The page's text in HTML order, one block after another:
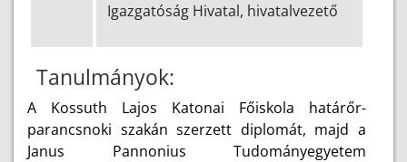
Igazgatóság Hivatal, hivatalvezető
Tanulmányok:
A Kossuth Lajos Katonai Főiskola határőr-
parancsnoki szakán szerzett diplomát, majd a
Janus Pannonius Tudományegyetem